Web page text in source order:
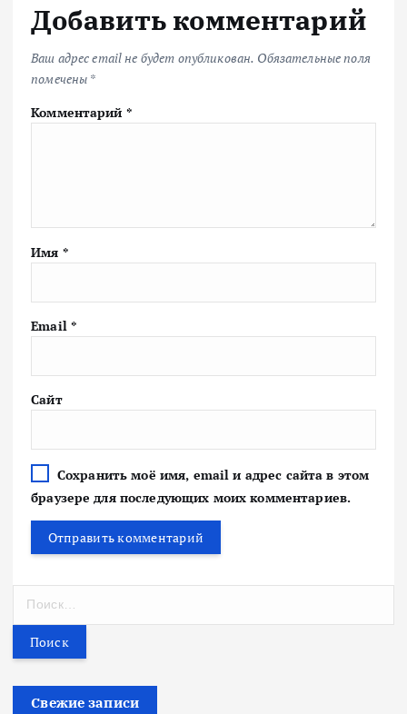
Добавить комментарий
Ваш адрес email не будет опубликован. Обязательные поля
помечены *
Комментарий *
Имя *
Email *
Сайт
Сохранить моё имя, email и адрес сайта в этом
браузере для последующих моих комментариев.
т
Свежие записи